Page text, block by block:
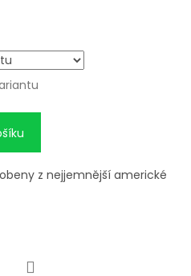
z nejjemnější americké